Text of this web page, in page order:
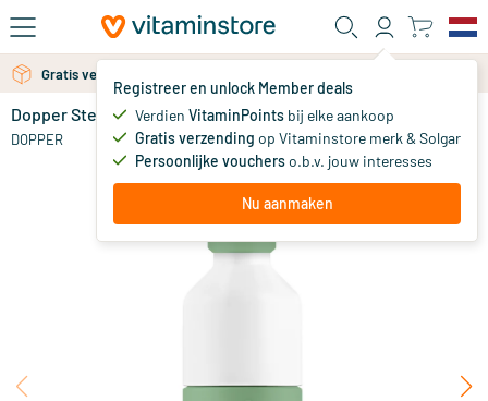
Ga naar de hoofdinhoud
Registreer en unlock Member deals
Verdien VitaminPoints bij elke aankoop
Gratis verzending op Vitaminstore merk & Solgar
Persoonlijke voucherso.b.v. jouw interesses
Nu aanmaken
Gratis verzending vanaf 25 euro
Gratis persoonlijk advies via chat of email
Dopper Steel Fresh Green
DOPPER 18.